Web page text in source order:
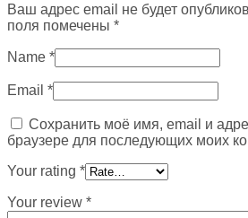
Ваш адрес email не будет
поля помечены *
Name *
Email *
Сохранить моё имя, email и
браузере для последующих моих
Your rating *
Your review *